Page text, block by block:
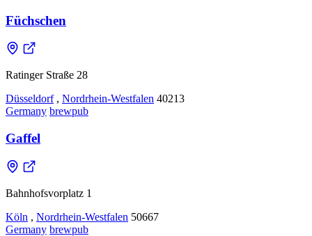
Füchschen
Ratinger Straße 28
Düsseldorf , Nordrhein-Westfalen 40213
Germany brewpub
Gaffel
Bahnhofsvorplatz 1
Köln , Nordrhein-Westfalen 50667
Germany brewpub